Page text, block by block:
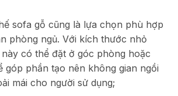
sofa gỗ cũng là lựa chọn phù hợp
phòng ngủ. Với kích thước nhỏ
có thể đặt ở góc phòng hoặc
góp phần tạo nên không gian ngồi
mái cho người sử dụng;